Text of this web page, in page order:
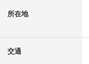
所在地
交通